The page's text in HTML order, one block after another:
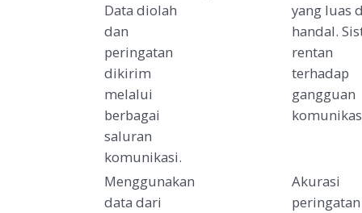
Data diolah
dan
peringatan
dikirim
melalui
berbagai
saluran
komunikasi.
yang luas
handal.
rentan
terhadap
gangguan
Menggunakan
data dari
Akurasi
peringatan